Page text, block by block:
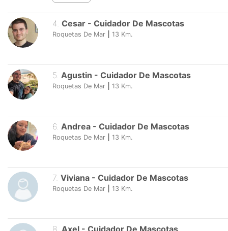
4. Cesar - Cuidador De Mascotas
Roquetas De Mar 13 Km.
5 Agustin - Cuidador De Mascotas
Roquetas De Mar 13 Km.
6 Andrea - Cuidador De Mascotas
Roquetas De Mar 13 Km.
7. Viviana - Cuidador De Mascotas
Roquetas De Mar 13 Km.